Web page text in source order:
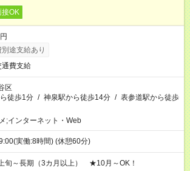
接OK
途支給あり
通費支給
区
徒歩1分 / 神泉駅から徒歩14分 / 表参道駅から徒歩
;インターネット・Web
実働:8時間) (休憩60分)
旬～長期（3カ月以上） ★10月～OK！